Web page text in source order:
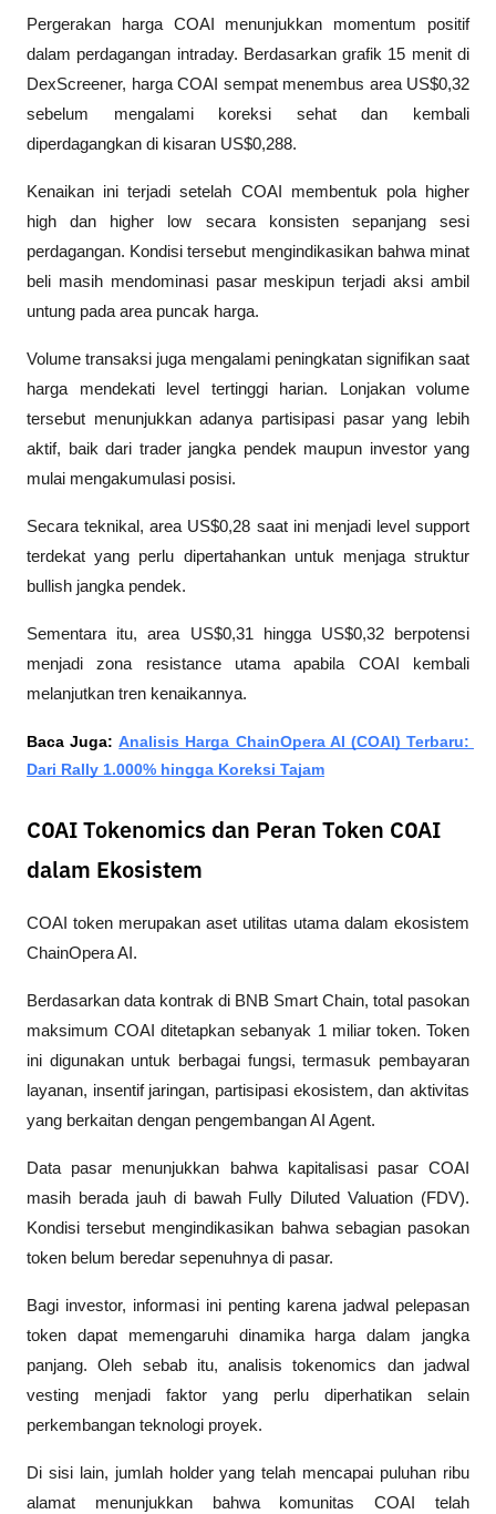
Pergerakan harga COAI menunjukkan momentum positif
dalam perdagangan intraday. Berdasarkan grafik 15 menit di
DexScreener, harga COAI sempat menembus area US$0,32
sebelum mengalami koreksi sehat dan kembali
diperdagangkan di kisaran US$0,288.
Kenaikan ini terjadi setelah COAI membentuk pola higher
high dan higher low secara konsisten sepanjang sesi
perdagangan. Kondisi tersebut mengindikasikan bahwa minat
beli masih mendominasi pasar meskipun terjadi aksi ambil
untung pada area puncak harga.
Volume transaksi juga mengalami peningkatan signifikan saat
harga mendekati level tertinggi harian. Lonjakan volume
tersebut menunjukkan adanya partisipasi pasar yang lebih
aktif, baik dari trader jangka pendek maupun investor yang
mulai mengakumulasi posisi.
Secara teknikal, area US$0,28 saat ini menjadi level support
terdekat yang perlu dipertahankan untuk menjaga struktur
bullish jangka pendek.
Sementara itu, area US$0,31 hingga US$0,32 berpotensi
menjadi zona resistance utama apabila COAI kembali
melanjutkan tren kenaikannya.
Baca Juga: Analisis Harga ChainOpera AI (COAI) Terbaru:
Dari Rally 1.000% hingga Koreksi Tajam
COAI Tokenomics dan Peran Token COAI
dalam Ekosistem
COAI token merupakan aset utilitas utama dalam ekosistem
ChainOpera AI.
Berdasarkan data kontrak di BNB Smart Chain, total pasokan
maksimum COAI ditetapkan sebanyak 1 miliar token. Token
ini digunakan untuk berbagai fungsi, termasuk pembayaran
layanan, insentif jaringan, partisipasi ekosistem, dan aktivitas
yang berkaitan dengan pengembangan AI Agent.
Data pasar menunjukkan bahwa kapitalisasi pasar COAI
masih berada jauh di bawah Fully Diluted Valuation (FDV).
Kondisi tersebut mengindikasikan bahwa sebagian pasokan
token belum beredar sepenuhnya di pasar.
Bagi investor, informasi ini penting karena jadwal pelepasan
token dapat memengaruhi dinamika harga dalam jangka
panjang. Oleh sebab itu, analisis tokenomics dan jadwal
vesting menjadi faktor yang perlu diperhatikan selain
perkembangan teknologi proyek.
Di sisi lain, jumlah holder yang telah mencapai puluhan ribu
alamat menunjukkan bahwa komunitas COAI telah